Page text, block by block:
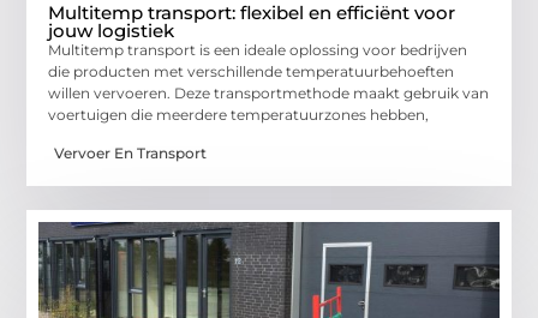
Multitemp transport: flexibel en efficiënt voor
jouw logistiek
Multitemp transport is een ideale oplossing voor bedrijven
die producten met verschillende temperatuurbehoeften
willen vervoeren. Deze transportmethode maakt gebruik van
voertuigen die meerdere temperatuurzones hebben,
Vervoer En Transport